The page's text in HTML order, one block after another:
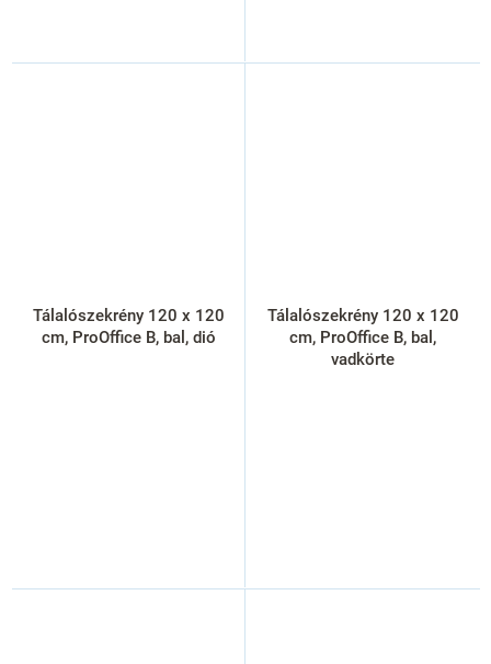
Tálalószekrény 120 x 120
cm, ProOffice B, bal, dió
Tálalószekrény 120 x 120
cm, ProOffice B, bal,
vadkörte